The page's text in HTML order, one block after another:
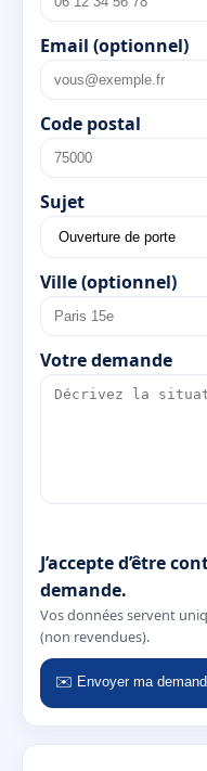
Email (optionnel)
Code postal
Sujet
Ville (optionnel)
Votre demande
J’accepte d’être
demande.
Vos données servent
(non revendues).
✉️ Envoyer ma